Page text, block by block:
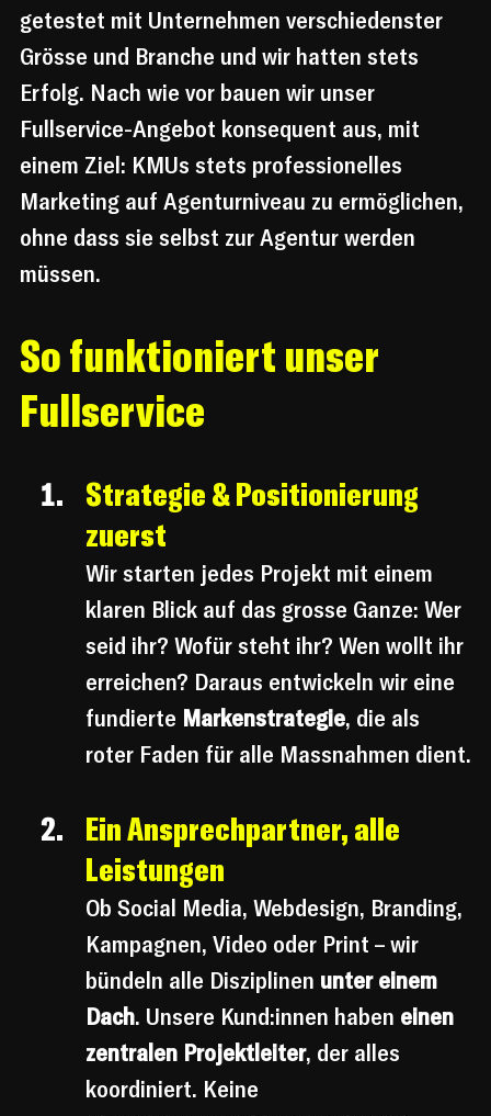
getestet mit Unternehmen verschiedenster
Grösse und Branche und wir hatten stets
Erfolg. Nach wie vor bauen wir unser
Fullservice-Angebot konsequent aus, mit
einem Ziel: KMUs stets professionelles
Marketing auf Agenturniveau zu ermöglichen,
ohne dass sie selbst zur Agentur werden
müssen.
So funktioniert unser
Fullservice
Strategie & Positionierung
zuerst
Wir starten jedes Projekt mit einem
klaren Blick auf das grosse Ganze: Wer
seid ihr? Wofür steht ihr? Wen wollt ihr
erreichen? Daraus entwickeln wir eine
fundierte Markenstrategie, die als
roter Faden für alle Massnahmen dient.
Ein Ansprechpartner, alle
Leistungen
Ob Social Media, Webdesign, Branding,
Kampagnen, Video oder Print – wir
bündeln alle Disziplinen unter einem
Dach. Unsere Kund:innen haben einen
zentralen Projektleiter, der alles
koordiniert. Keine